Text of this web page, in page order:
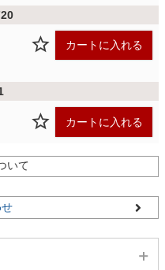
カートに入れる
カートに入れる
カートに入れる
いて